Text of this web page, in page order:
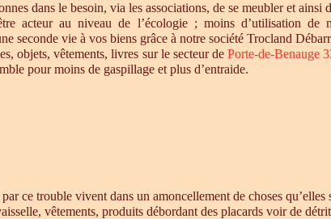
dans le besoin, via les associations, de se meubler et
acteur au niveau de l’écologie ; moins d’utilisation
seconde vie à vos biens grâce à notre société Trocland
objets, vêtements, livres sur le secteur de Porte-de-Benauge
pour moins de gaspillage et plus d’entraide.
ce trouble vivent dans un amoncellement de choses
vêtements, produits débordant des placards voir de